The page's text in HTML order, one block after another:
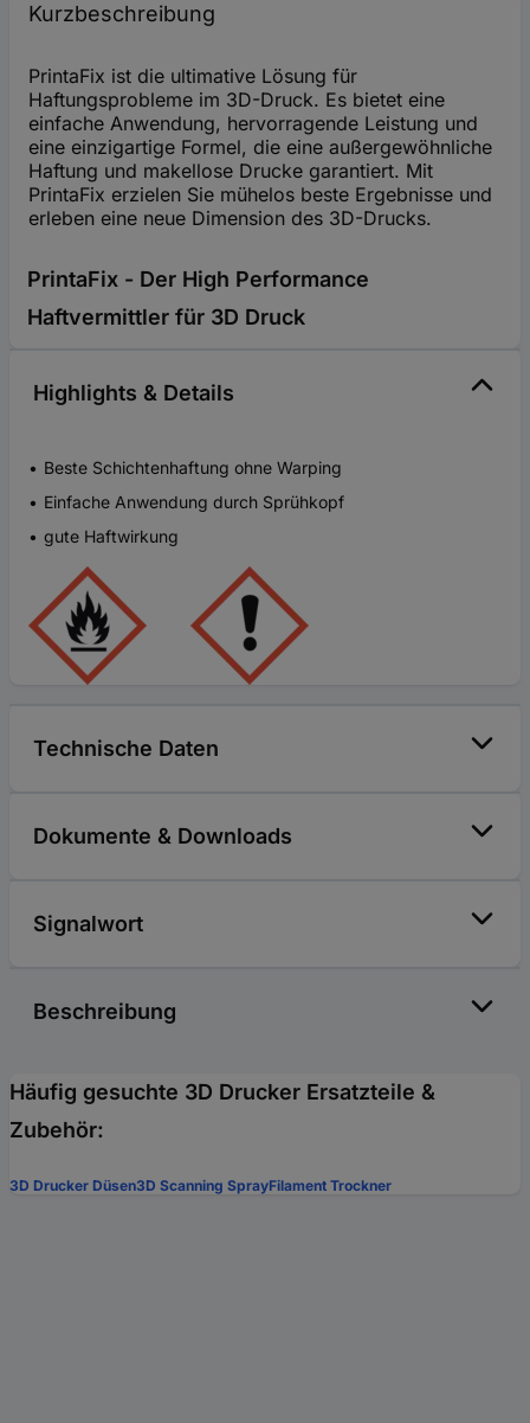
Kurzbeschreibung
PrintaFix ist die ultimative Lösung für
Haftungsprobleme im 3D-Druck. Es bietet eine
einfache Anwendung, hervorragende Leistung und
eine einzigartige Formel, die eine außergewöhnliche
Haftung und makellose Drucke garantiert. Mit
PrintaFix erzielen Sie mühelos beste Ergebnisse und
erleben eine neue Dimension des 3D-Drucks.
PrintaFix - Der High Performance
Haftvermittler für 3D Druck
Highlights & Details
Beste Schichtenhaftung ohne Warping
Einfache Anwendung durch Sprühkopf
gute Haftwirkung
Technische Daten
Dokumente & Downloads
Signalwort
Beschreibung
Häufig gesuchte 3D Drucker Ersatzteile &
Zubehör:
3D Drucker Düsen3D Scanning SprayFilament Trockner